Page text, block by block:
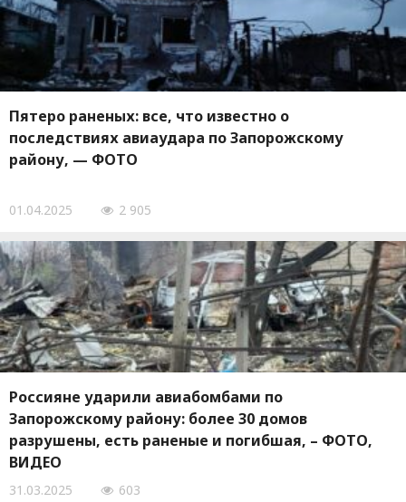
Пятеро раненых: все, что известно о
последствиях авиаудара по Запорожскому
району, — ФОТО
01.04.2025 2 905
Россияне ударили авиабомбами по
Запорожскому району: более 30 домов
разрушены, есть раненые и погибшая, – ФОТО,
ВИДЕО
31.03.2025 603